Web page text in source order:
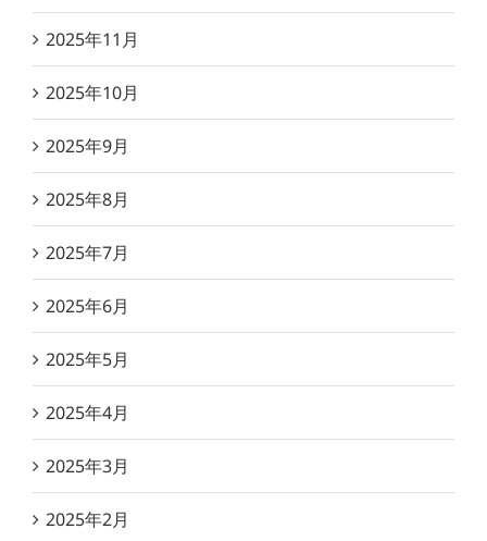
2025年11月
2025年10月
2025年9月
2025年8月
2025年7月
2025年6月
2025年5月
2025年4月
2025年3月
2025年2月